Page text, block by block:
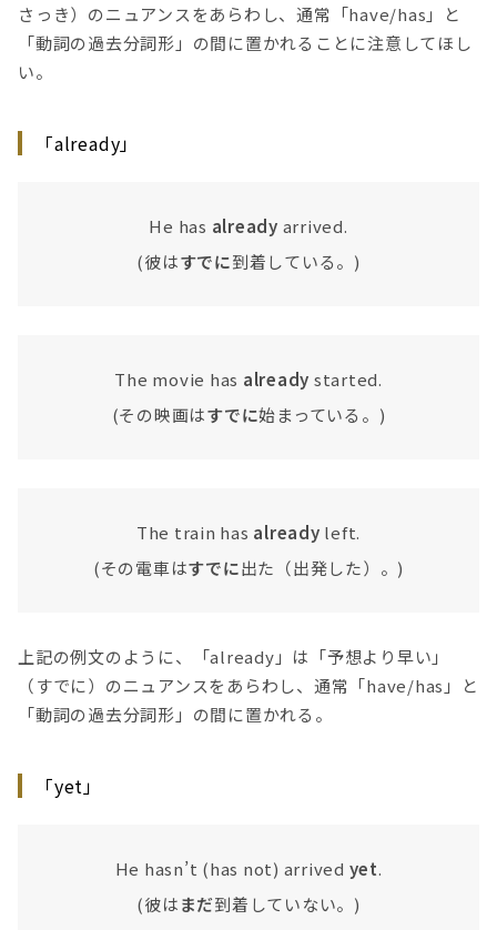
さっき）のニュアンスをあらわし、通常「have/has」と
「動詞の過去分詞形」の間に置かれることに注意してほし
い。
「already」
He has already arrived.
(彼はすでに到着している。)
The movie has already started.
(その映画はすでに始まっている。)
The train has already left.
(その電車はすでに出た（出発した）。)
上記の例文のように、「already」は「予想より早い」
（すでに）のニュアンスをあらわし、通常「have/has」と
「動詞の過去分詞形」の間に置かれる。
「yet」
He hasn’t (has not) arrived yet.
(彼はまだ到着していない。)